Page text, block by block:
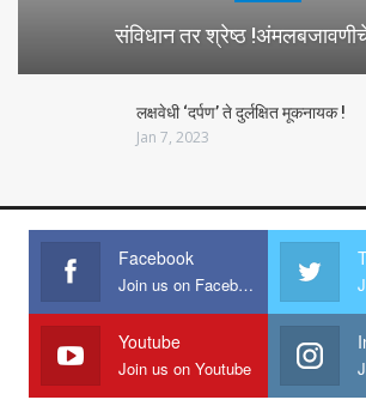
संविधान तर श्रेष्ठ
लक्षवेधी ‘दर्पण’ ते दुर्लक्षित मूकनायक !
Jan 7, 2023
Facebook
Join us on Facebook
Youtube
Join us on Youtube